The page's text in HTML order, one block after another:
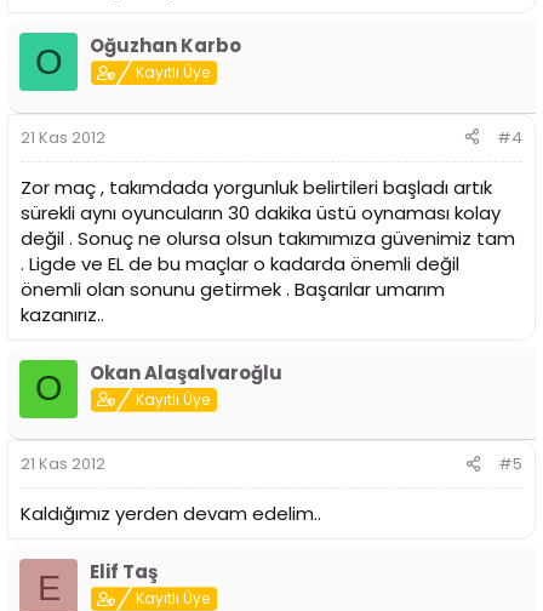
O Oğuzhan Karbo
Kayıtlı Üye
21 Kas 2012 #4
Zor maç , takımdada yorgunluk belirtileri başladı artık
sürekli aynı oyuncuların 30 dakika üstü oynaması kolay
değil . Sonuç ne olursa olsun takımımıza güvenimiz tam
. Ligde ve EL de bu maçlar o kadarda önemli değil
önemli olan sonunu getirmek . Başarılar umarım
kazanırız..
O Okan Alaşalvaroğlu
Kayıtlı Üye
21 Kas 2012 #5
Kaldığımız yerden devam edelim..
E Elif Taş
Kayıtlı Üye